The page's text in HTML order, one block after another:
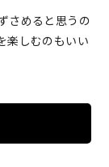
さめると思うの
楽しむのもいい